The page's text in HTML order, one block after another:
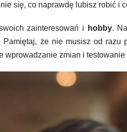
się, co naprawdę lubisz robić i
zainteresowań i hobby.
Pamiętaj, że nie musisz od
wprowadzanie zmian i